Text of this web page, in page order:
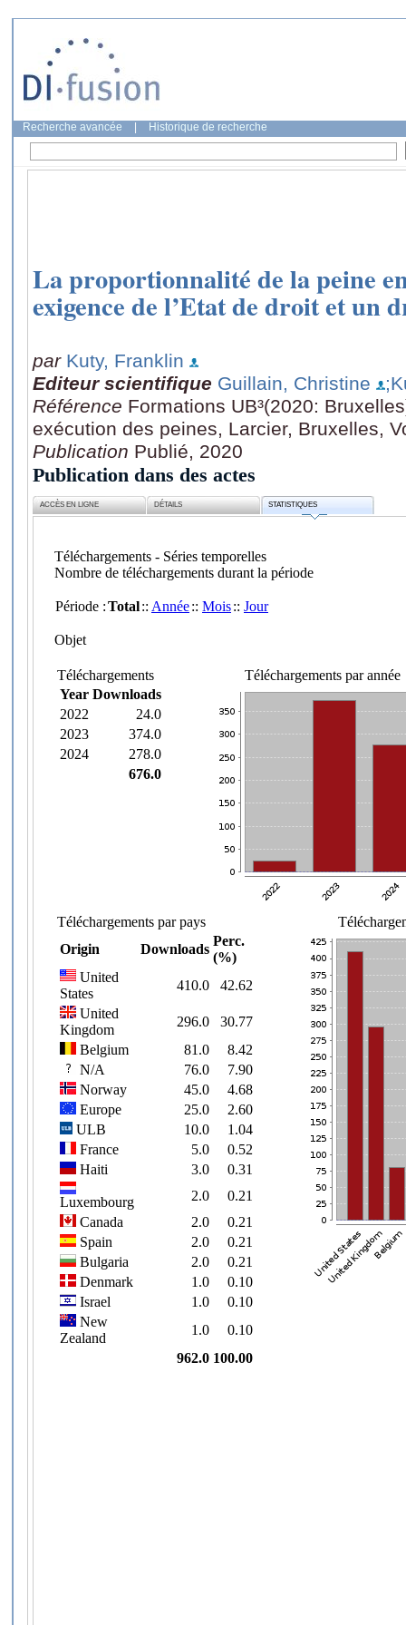
Recherche avancée Historique de recherche
La proportionnalité de la peine
exigence de l’Etat de droit et un
par Kuty, Franklin
Editeur scientifique Guillain, Christine
Référence Formations UB³(2020:
exécution des peines, Larcier, Bruxelles,
Publication Publié, 2020
Publication dans des actes
ACCÈS EN LIGNE DÉTAILS STATISTIQUES